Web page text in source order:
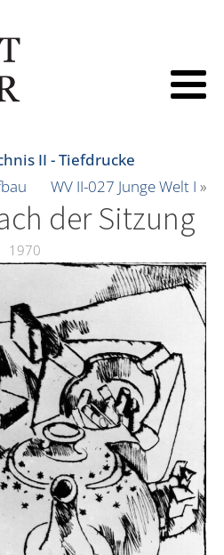
II - Tiefdrucke
WV II-027 Junge Welt I »
der Sitzung
1970